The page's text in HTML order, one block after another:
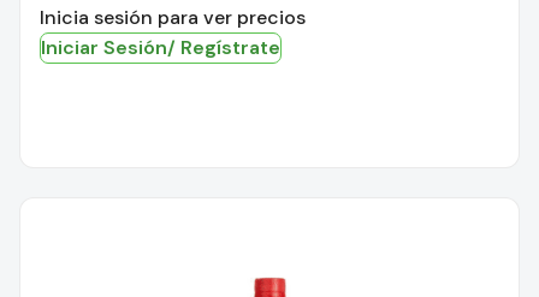
Inicia sesión para ver precios
Iniciar Sesión/ Regístrate